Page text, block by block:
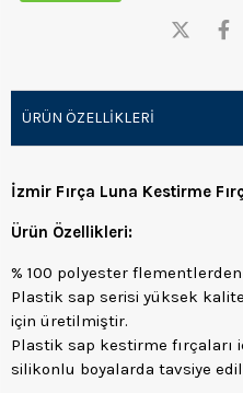
ÜRÜN ÖZELLIKLERI
İzmir Fırça Luna Kestirme
Ürün Özellikleri:
% 100 polyester
Plastik sap serisi yüksek
için üretilmiştir.
Plastik sap kestirme fırçaları
silikonlu boyalarda tavsiye